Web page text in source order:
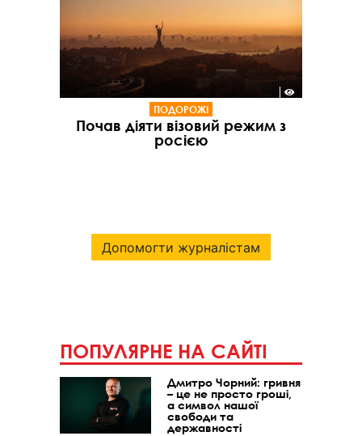
ПОДОРОЖІ
Почав діяти візовий режим з
росією
Допомогти журналістам
ПОПУЛЯРНЕ НА САЙТІ
Дмитро Чорний: гривня
– це не просто гроші,
а символ нашої
свободи та
державності